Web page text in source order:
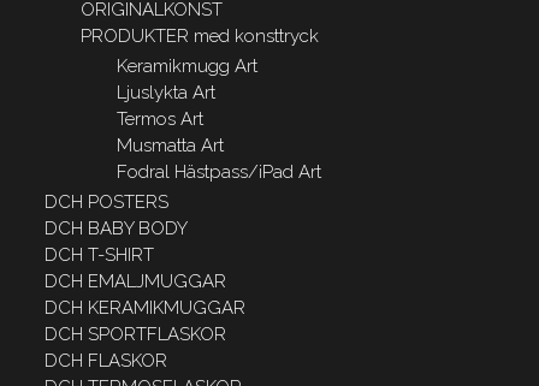
ORIGINALKONST
PRODUKTER med konsttryck
Keramikmugg Art
Ljuslykta Art
Termos Art
Musmatta Art
Fodral Hästpass/iPad Art
DCH POSTERS
DCH BABY BODY
DCH T-SHIRT
DCH EMALJMUGGAR
DCH KERAMIKMUGGAR
DCH SPORTFLASKOR
DCH FLASKOR